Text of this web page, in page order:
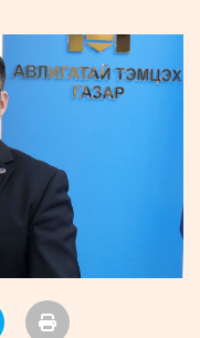
ҮНДЭСНИЙ
МЭДЭЭЛЛИЙН
ZUUNII
MEDEE
WEEKLY